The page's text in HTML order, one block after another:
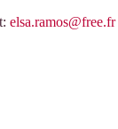
elsa.ramos@free.fr